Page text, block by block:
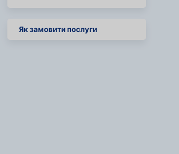
Як замовити послуги